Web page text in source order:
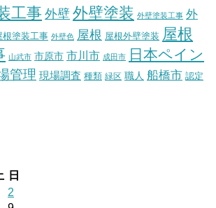
工事 外壁 外壁塗装 外壁塗装工事 外
根塗装工事 外壁色 屋根 屋根外壁塗装 屋根
山武市 市原市 市川市 成田市
日本ペイン
管理 現場調査 種類 緑区 職人 船橋市 認定
日
2